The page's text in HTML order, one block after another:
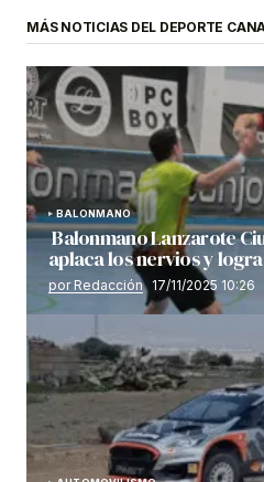
MÁS NOTICIAS DEL DEPORTE
BALONMANO
Balonmano Lanzarote
aplaca los nervios y
por Redacción 17/11/2025 10:26